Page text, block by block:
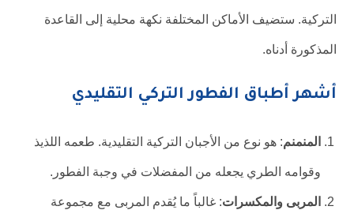
التركية. ستضيف الأماكن المختلفة نكهة محلية إلى القاعدة
المذكورة أدناه.
أشهر أطباق الفطور التركي التقليدي
المنمنم: هو نوع من الأجبان التركية التقليدية. طعمه اللذيذ
وقوامه الطري يجعله من المفضلات في وجبة الفطور.
المربى والمكسرات: غالباً ما يُقدم المربى مع مجموعة